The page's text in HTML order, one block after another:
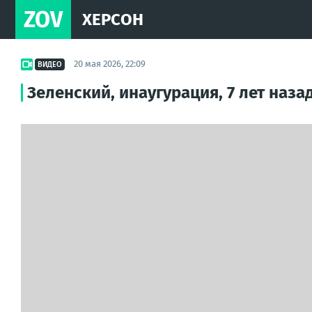
ZOV ХЕРСОН
ВИДЕО 20 мая 2026, 22:09
Зеленский, инаугурация, 7 лет